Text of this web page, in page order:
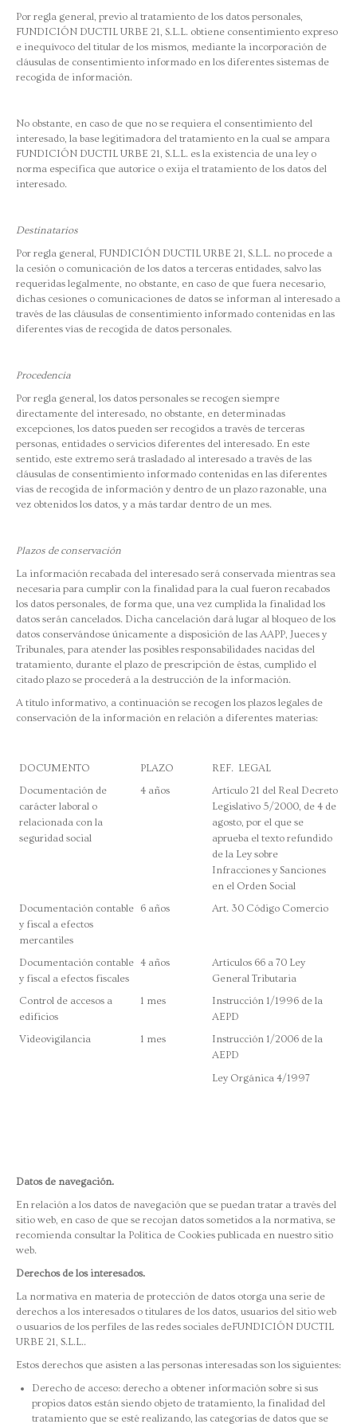
Por regla general, previo al tratamiento de los datos personales,
FUNDICIÓN DUCTIL URBE 21, S.L.L. obtiene consentimiento expreso
e inequívoco del titular de los mismos, mediante la incorporación de
cláusulas de consentimiento informado en los diferentes sistemas de
recogida de información.
No obstante, en caso de que no se requiera el consentimiento del
interesado, la base legitimadora del tratamiento en la cual se ampara
FUNDICIÓN DUCTIL URBE 21, S.L.L. es la existencia de una ley o
norma específica que autorice o exija el tratamiento de los datos del
interesado.
Destinatarios
Por regla general, FUNDICIÓN DUCTIL URBE 21, S.L.L. no procede a
la cesión o comunicación de los datos a terceras entidades, salvo las
requeridas legalmente, no obstante, en caso de que fuera necesario,
dichas cesiones o comunicaciones de datos se informan al interesado a
través de las cláusulas de consentimiento informado contenidas en las
diferentes vías de recogida de datos personales.
Procedencia
Por regla general, los datos personales se recogen siempre
directamente del interesado, no obstante, en determinadas
excepciones, los datos pueden ser recogidos a través de terceras
personas, entidades o servicios diferentes del interesado. En este
sentido, este extremo será trasladado al interesado a través de las
cláusulas de consentimiento informado contenidas en las diferentes
vías de recogida de información y dentro de un plazo razonable, una
vez obtenidos los datos, y a más tardar dentro de un mes.
Plazos de conservación
La información recabada del interesado será conservada mientras sea
necesaria para cumplir con la finalidad para la cual fueron recabados
los datos personales, de forma que, una vez cumplida la finalidad los
datos serán cancelados. Dicha cancelación dará lugar al bloqueo de los
datos conservándose únicamente a disposición de las AAPP, Jueces y
Tribunales, para atender las posibles responsabilidades nacidas del
tratamiento, durante el plazo de prescripción de éstas, cumplido el
citado plazo se procederá a la destrucción de la información.
A título informativo, a continuación se recogen los plazos legales de
conservación de la información en relación a diferentes materias:
DOCUMENTO PLAZO
REF. LEGAL
Documentación de
carácter laboral o
relacionada con la
seguridad social
4 años
Artículo 21 del Real Decreto
Legislativo 5/2000, de 4 de
agosto, por el que se
aprueba el texto refundido
de la Ley sobre
Infracciones y Sanciones
en el Orden Social
Documentación contable
y fiscal a efectos
mercantiles
6 años Art. 30 Código Comercio
Documentación contable
y fiscal a efectos fiscales
4 años
Artículos 66 a 70 Ley
General Tributaria
Control de accesos a
edificios
1 mes
Instrucción 1/1996 de la
AEPD
Videovigilancia
1 mes
Instrucción 1/2006 de la
AEPD
Ley Orgánica 4/1997
Datos de navegación.
En relación a los datos de navegación que se puedan tratar a través del
sitio web, en caso de que se recojan datos sometidos a la normativa, se
recomienda consultar la Política de Cookies publicada en nuestro sitio
web.
Derechos de los interesados.
La normativa en materia de protección de datos otorga una serie de
derechos a los interesados o titulares de los datos, usuarios del sitio web
o usuarios de los perfiles de las redes sociales deFUNDICIÓN DUCTIL
URBE 21, S.L.L..
Estos derechos que asisten a las personas interesadas son los siguientes:
Derecho de acceso: derecho a obtener información sobre si sus
propios datos están siendo objeto de tratamiento, la finalidad del
tratamiento que se esté realizando, las categorías de datos que se